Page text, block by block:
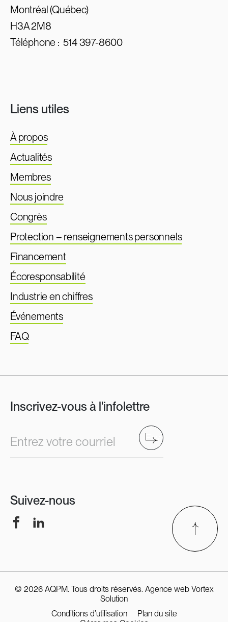
Montréal (Québec)
H3A 2M8
Téléphone :514 397-8600
Liens utiles
À propos
Actualités
Membres
Nous joindre
Congrès
Protection – renseignements personnels
Financement
Écoresponsabilité
Industrie en chiffres
Événements
FAQ
Inscrivez-vous à l'infolettre
Entrez votre courriel Envoyer
Suivez-nous
FacebookLinkedIn
© 2026 AQPM. Tous droits réservés. Agence web Vortex
Solution
Conditions d’utilisation
Plan du site